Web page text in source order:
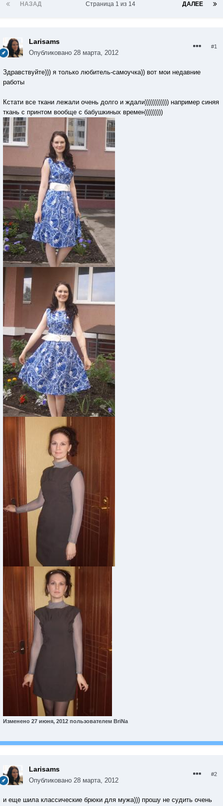
НАЗАД ДАЛЕЕ
Страница 1 из 14
Larisams
Опубликовано 28 марта, 2012
#1
Здравствуйте))) я только любитель-самоучка)) вот мои недавние
работы
Кстати все ткани лежали очень долго и ждали)))))))))))) например синяя
ткань с принтом вообще с бабушкиных времен)))))))))
Изменено 27 июня, 2012 пользователем BriNa
Larisams
Опубликовано 28 марта, 2012
#2
и еще шила классические брюки для мужа))) прошу не судить очень